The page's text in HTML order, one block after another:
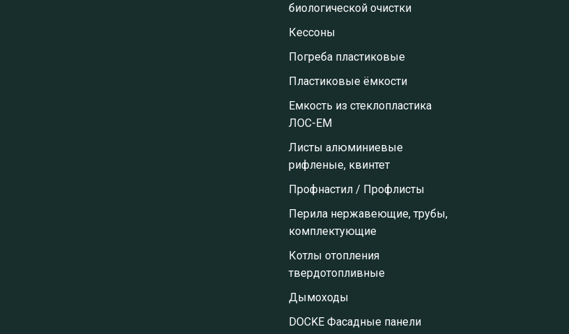
биологической очистки
Кессоны
Погреба пластиковые
Пластиковые ёмкости
Емкость из стеклопластика
ЛОС-ЕМ
Листы алюминиевые
рифленые, квинтет
Профнастил / Профлисты
Перила нержавеющие, трубы,
комплектующие
Котлы отопления
твердотопливные
Дымоходы
DOCKE Фасадные панели